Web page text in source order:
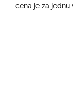
cena je za jednu